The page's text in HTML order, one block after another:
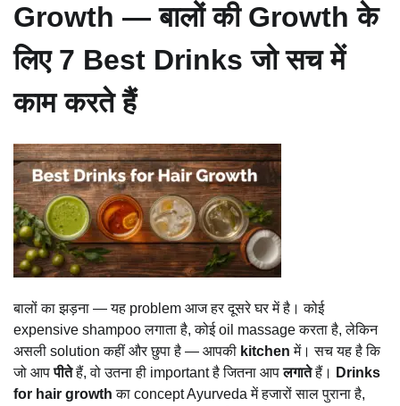
Growth — बालों की Growth के
लिए 7 Best Drinks जो सच में
काम करते हैं
बालों का झड़ना — यह problem आज हर दूसरे घर में है। कोई
expensive shampoo लगाता है, कोई oil massage करता है, लेकिन
असली solution कहीं और छुपा है — आपकी kitchen में। सच यह है कि
जो आपपीतेहैं, वो उतना ही important है जितना आपलगातेहैं।
Drinks
for hair growth का concept Ayurveda में हजारों साल पुराना है,